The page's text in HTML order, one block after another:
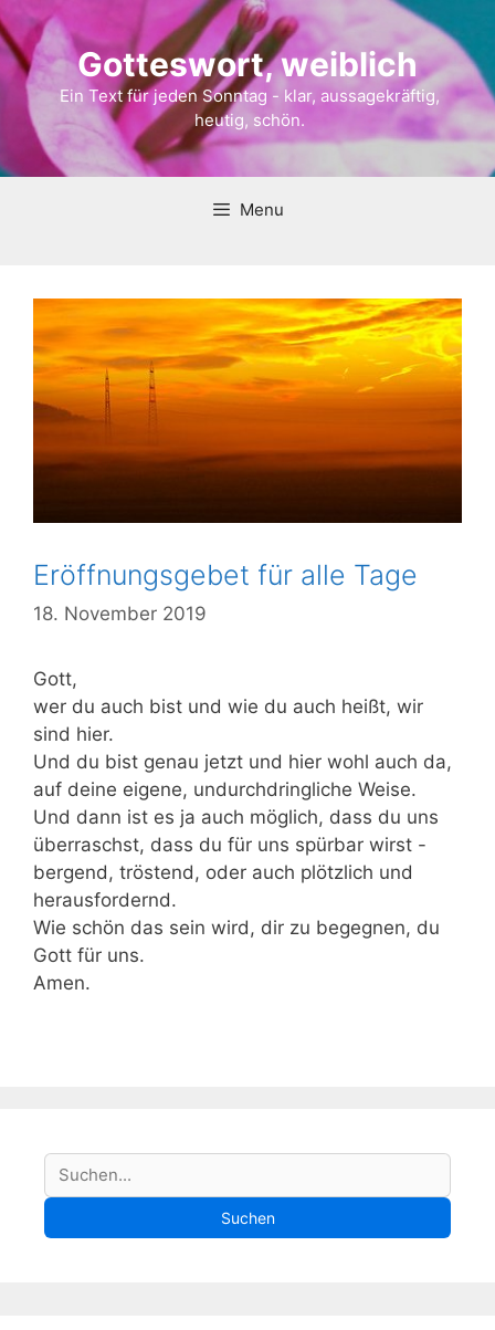
Gotteswort, weiblich
Ein Text für jeden Sonntag - klar, aussagekräftig,
heutig, schön.
Menu
Eröffnungsgebet für alle Tage
18. November 2019
Gott,
wer du auch bist und wie du auch heißt, wir
sind hier.
Und du bist genau jetzt und hier wohl auch da,
auf deine eigene, undurchdringliche Weise.
Und dann ist es ja auch möglich, dass du uns
überraschst, dass du für uns spürbar wirst -
bergend, tröstend, oder auch plötzlich und
herausfordernd.
Wie schön das sein wird, dir zu begegnen, du
Gott für uns.
Amen.
S
u
c
Suchen
Suchen